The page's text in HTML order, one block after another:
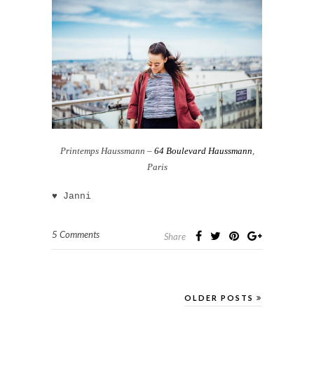
Printemps Haussmann – 64 Boulevard Haussmann,
Paris
♥ Janni
5 Comments Share
OLDER POSTS